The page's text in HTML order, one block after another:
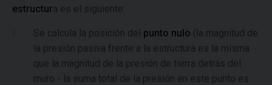
estructura es el siguiente:
Se calcula la posición del punto nulo (la magnitud de
la presión pasiva frente a la estructura es la misma
que la magnitud de la presión de tierra detrás del
muro - la suma total de la presión en este punto es